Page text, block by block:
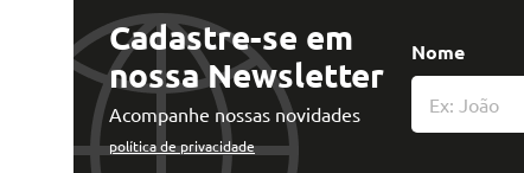
Cadastre-se em
nossa Newsletter
Acompanhe nossas novidades
política de privacidade
Nome